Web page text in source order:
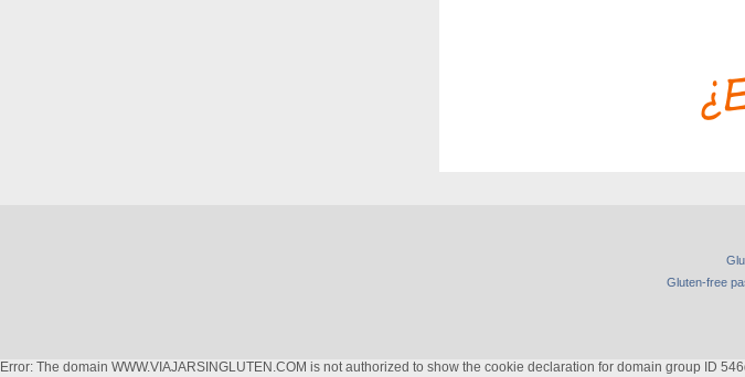
Gluten-free
Error: The domain WWW.VIAJARSINGLUTEN.COM is not authorized to show the cookie declaration for domain group ID